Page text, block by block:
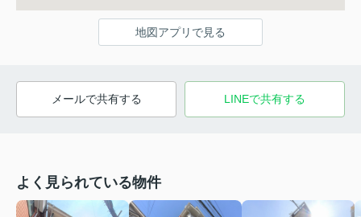
地図アプリで見る
メールで共有する LINEで共有する
よく見られている物件